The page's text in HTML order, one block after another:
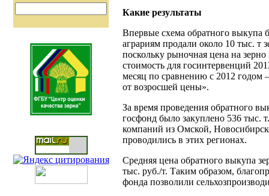
Какие результаты
Впервые схема обратного выкупа
аграриям продали около 10 тыс. т
поскольку рыночная цена на
стоимость для госинтервенций
месяц по сравнению с 2012 годом
от возросшей цены».
За время проведения обратного
госфонд было закуплено 536 тыс.
компаний из Омской,
проводились в этих регионах.
Средняя цена обратного выкупа
тыс. руб./т. Таким образом,
фонда позволили